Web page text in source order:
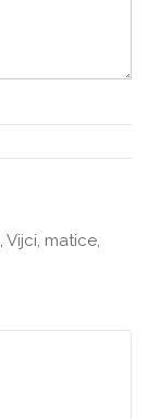
, Vijci, matice,